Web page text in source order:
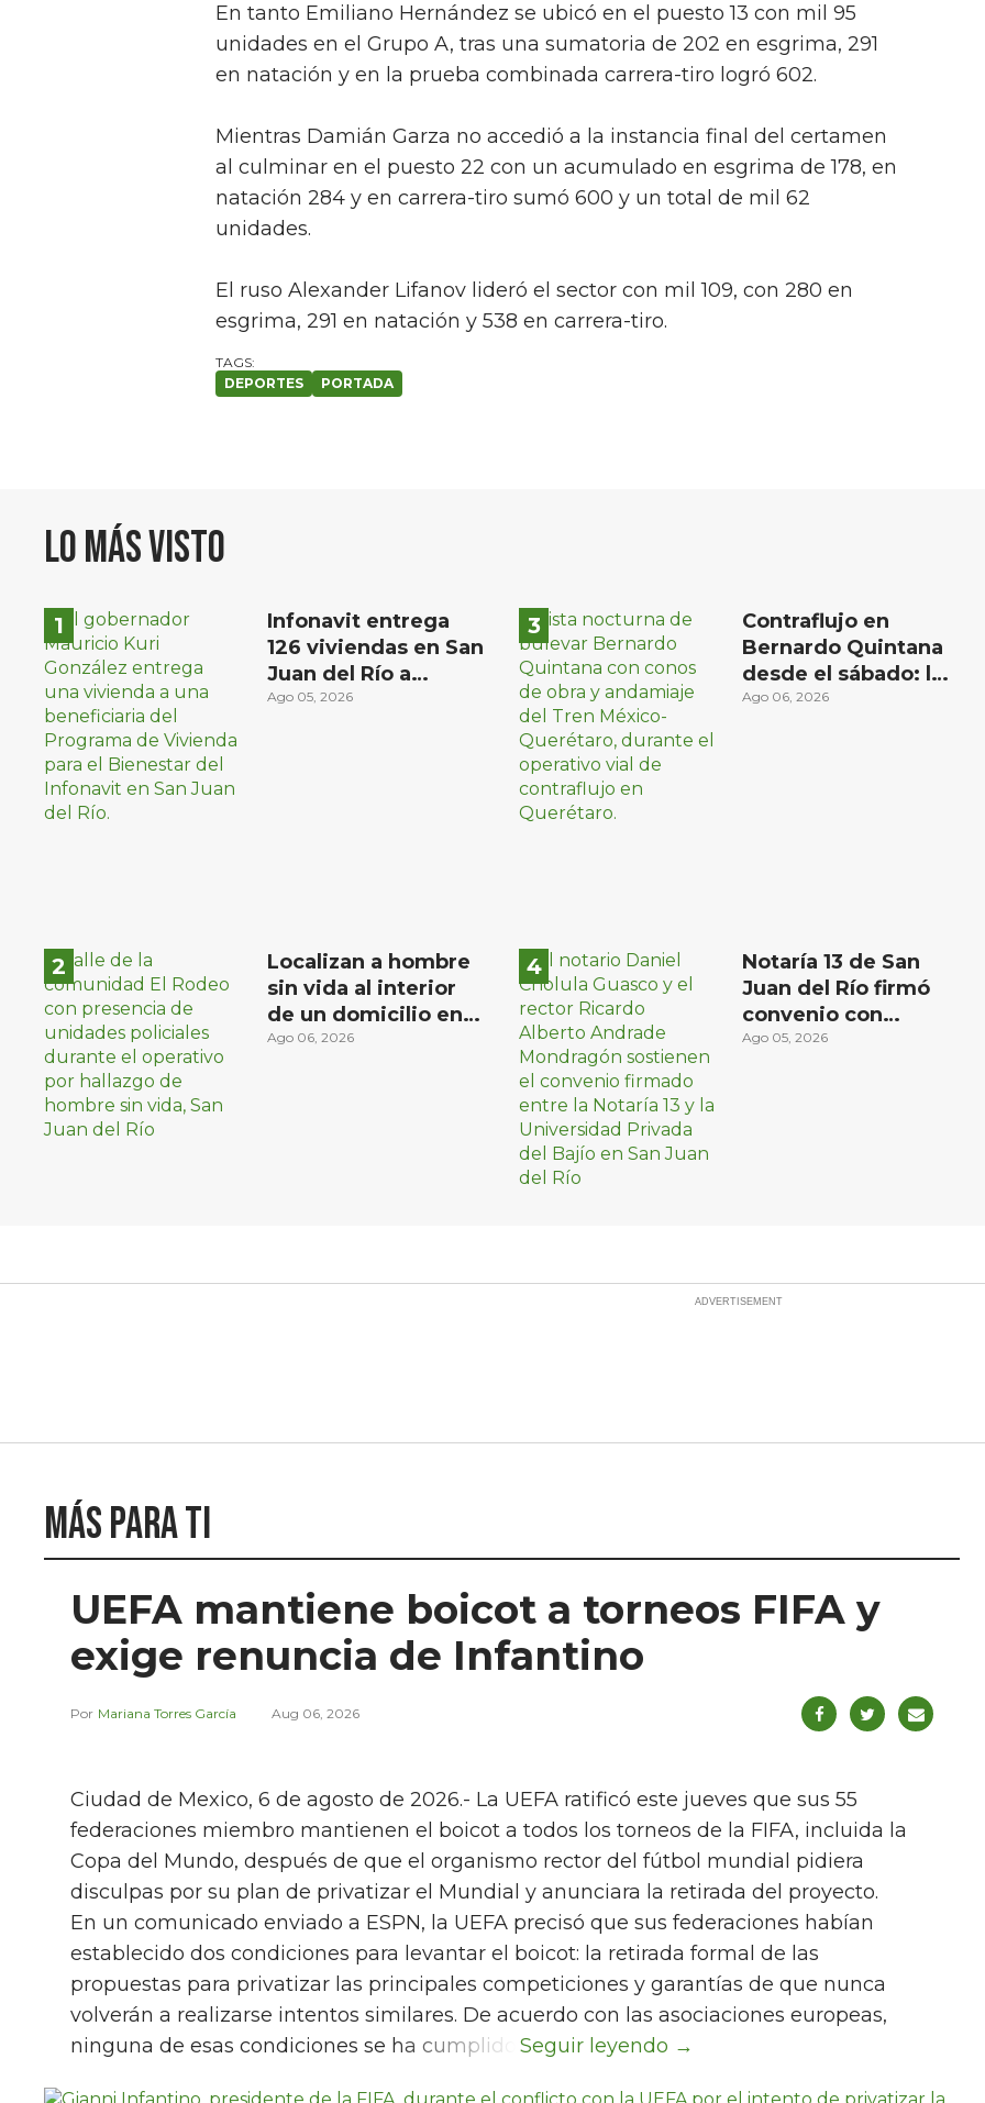
En tanto Emiliano Hernández se ubicó en el puesto 13 con mil 95
unidades en el Grupo A, tras una sumatoria de 202 en esgrima, 291
en natación y en la prueba combinada carrera-tiro logró 602.
Mientras Damián Garza no accedió a la instancia final del certamen
al culminar en el puesto 22 con un acumulado en esgrima de 178, en
natación 284 y en carrera-tiro sumó 600 y un total de mil 62
unidades.
El ruso Alexander Lifanov lideró el sector con mil 109, con 280 en
esgrima, 291 en natación y 538 en carrera-tiro.
DEPORTES PORTADA
Lo más visto
Infonavit entrega
126 viviendas en San
Juan del Río a
familias de bajos
Ago 05, 2026
Localizan a hombre
sin vida al interior
de un domicilio en
la comunidad El
Ago 06, 2026
Contraflujo en
Bernardo Quintana
desde el sábado: la
etapa más compleja
Ago 06, 2026
Notaría 13 de San
Juan del Río firmó
convenio con
Universidad Privada
Ago 05, 2026
Más para ti
UEFA mantiene boicot a torneos FIFA y
exige renuncia de Infantino
Mariana Torres García Aug 06, 2026
Ciudad de Mexico, 6 de agosto de 2026.- La UEFA ratificó este jueves que sus 55
federaciones miembro mantienen el boicot a todos los torneos de la FIFA, incluida la
Copa del Mundo, después de que el organismo rector del fútbol mundial pidiera
disculpas por su plan de privatizar el Mundial y anunciara la retirada del proyecto.
En un comunicado enviado a ESPN, la UEFA precisó que sus federaciones habían
establecido dos condiciones para levantar el boicot: la retirada formal de las
propuestas para privatizar las principales competiciones y garantías de que nunca
volverán a realizarse intentos similares. De acuerdo con las asociaciones europeas,
ninguna de esas condiciones se ha cumplido.